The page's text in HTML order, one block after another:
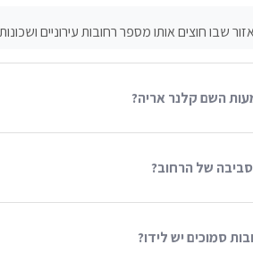
שבו חוצים אותו מספר רחובות עירוניים ושכונות
השם קלנר אריה?
של הרחוב?
סמוכים יש לידו?